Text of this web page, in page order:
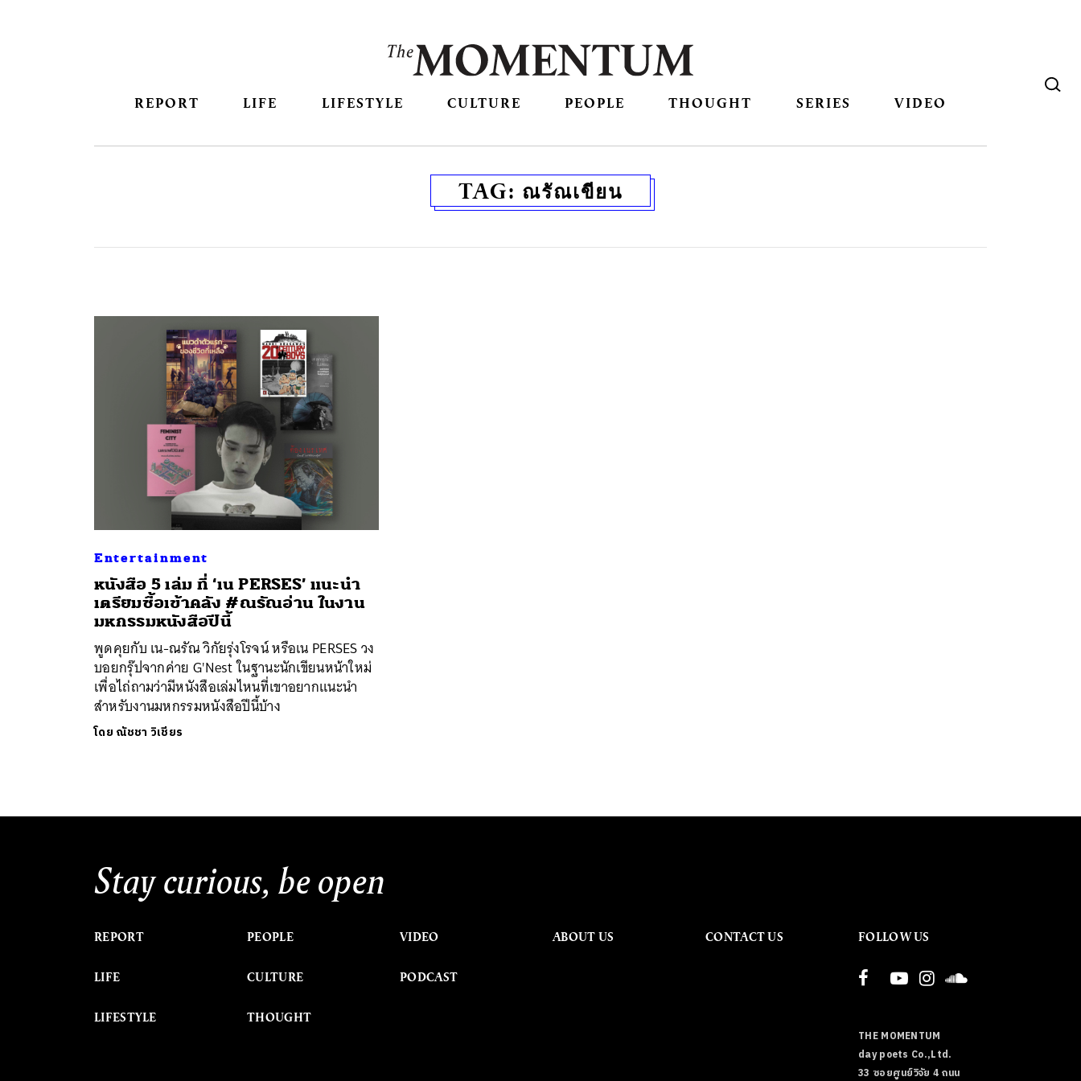
REPORT LIFE LIFESTYLE CULTURE PEOPLE THOUGHT SERIES VIDEO
TAG: ณรัณเขียน
Entertainment
หนังสือ 5 เล่ม ที่ ‘เน PERSES’ แนะนำ
เตรียมซื้อเข้าคลัง #ณรัณอ่าน ในงาน
มหกรรมหนังสือปีนี้
พูดคุยกับ เน-ณรัณ วิกัยรุ่งโรจน์ หรือเน PERSES วง
บอยกรุ๊ปจากค่าย G'Nest ในฐานะนักเขียนหน้าใหม่
เพื่อไถ่ถามว่ามีหนังสือเล่มไหนที่เขาอยากแนะนำ
สำหรับงานมหกรรมหนังสือปีนี้บ้าง
โดย ณัชชา วิเชียร
Stay curious, be open
REPORT
LIFE
LIFESTYLE
PEOPLE
CULTURE
THOUGHT
VIDEO
PODCAST
ABOUT US CONTACT US FOLLOW US
THE MOMENTUM
day poets Co.,Ltd.
33 ซอยศูนย์วิจัย 4 ถนน
ค้นหา